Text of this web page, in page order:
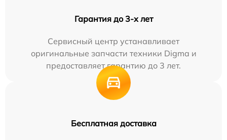
Гарантия до 3-х лет
Сервисный центр устанавливает
оригинальные запчасти техники Digma и
предоставляет гарантию до 3 лет.
Бесплатная доставка